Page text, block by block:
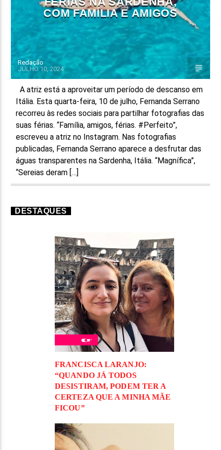
COM FAMÍLIA E AMIGOS
Redação
JULHO 10, 2024
A atriz está a aproveitar um período de descanso em
Itália. Esta quarta-feira, 10 de julho, Fernanda Serrano
recorreu às redes sociais para partilhar fotografias das
suas férias. “Família, amigos, férias. #Perfeito”,
escreveu a atriz no Instagram. Nas fotografias
publicadas, Fernanda Serrano aparece a desfrutar das
águas transparentes na Sardenha, Itália. “Magnífica”,
“Sereias deram […]
DESTAQUES
FRANCISCA LARANJO:
“QUANDO JÁ TODOS
DESISTIRAM, PODEM TER A
CERTEZA QUE A MINHA MÃE
FICOU”